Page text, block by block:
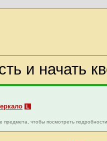
и начать
L
предмета, чтобы посмотреть